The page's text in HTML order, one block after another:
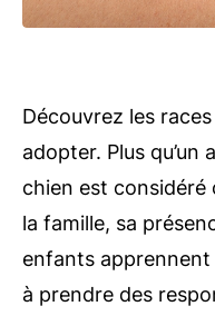
Découvrez les
adopter. Plus qu’un
chien est considéré
la famille, sa
enfants apprennent
à prendre des